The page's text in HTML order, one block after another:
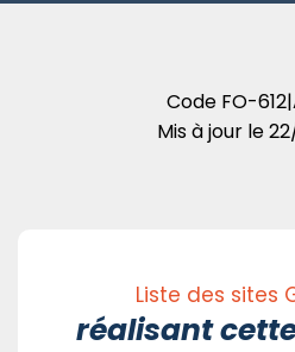
Code FO-
Mis à jour le
Liste des sites
réalisant